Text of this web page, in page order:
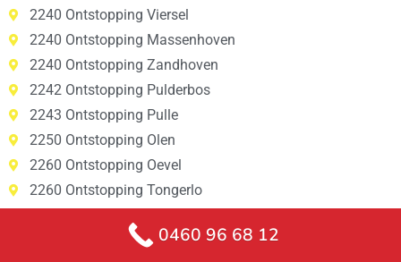
2240 Ontstopping Viersel
2240 Ontstopping Massenhoven
2240 Ontstopping Zandhoven
2242 Ontstopping Pulderbos
2243 Ontstopping Pulle
2250 Ontstopping Olen
2260 Ontstopping Oevel
2260 Ontstopping Tongerlo
2260 Ontstopping Zoerle-Parwijs
0460 96 68 12